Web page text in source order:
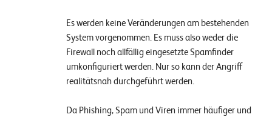
Es werden keine Veränderungen am bestehenden
System vorgenommen. Es muss also weder die
Firewall noch allfällig eingesetzte Spamfinder
umkonfiguriert werden. Nur so kann der Angriff
realitätsnah durchgeführt werden.
Da Phishing, Spam und Viren immer häufiger und